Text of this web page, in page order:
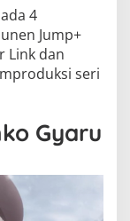
4
Jump+
Link dan
seri
Gyaru